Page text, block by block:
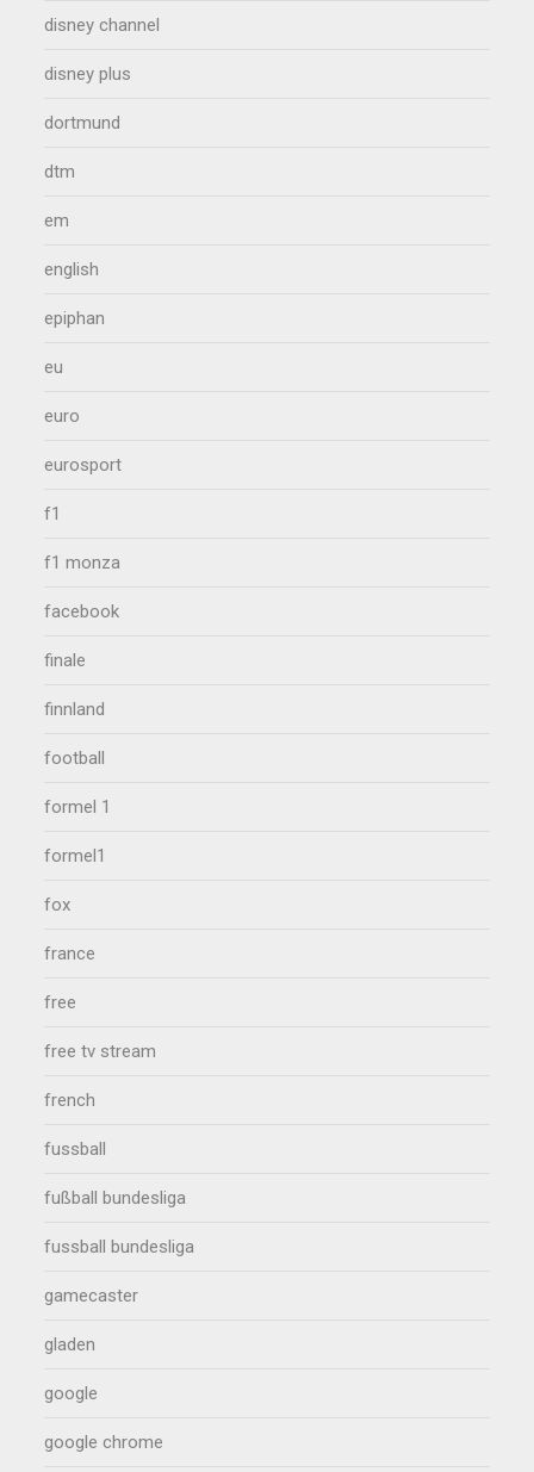
disney channel
disney plus
dortmund
dtm
em
english
epiphan
eu
euro
eurosport
f1
f1 monza
facebook
finale
finnland
football
formel 1
formel1
fox
france
free
free tv stream
french
fussball
fußball bundesliga
fussball bundesliga
gamecaster
gladen
google
google chrome